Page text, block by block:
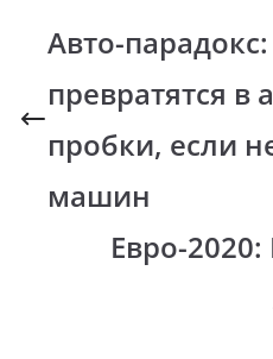
b
o
o
k
s
A
p
p
y
Li
n
k
Авто-
превратятся в
пробки, если
машин
Евро-